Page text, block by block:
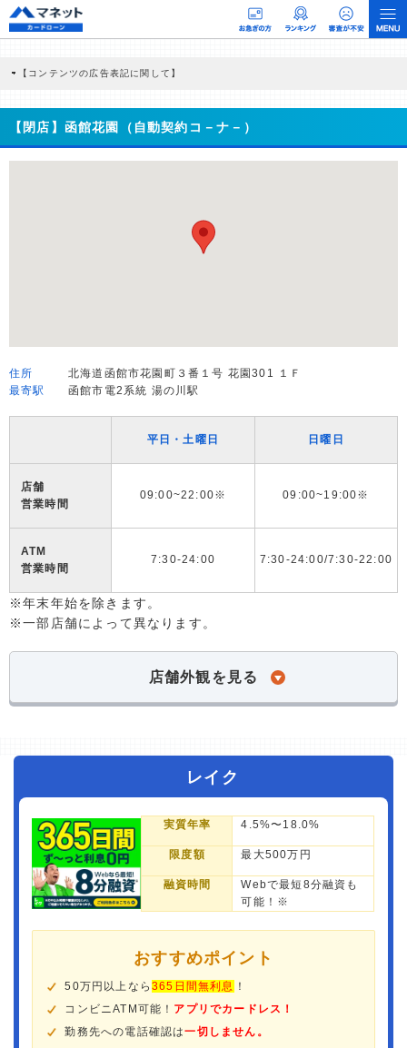
【コンテンツの広告表記に関して】
商品を根拠なくPRするものではなく、当編集部の調査／ユーザーへの口コミ収集な
どに基づき、公平性を担保した情報提供を行っています。
>提携企業一覧
【閉店】函館花園（自動契約コ－ナ－）
住所
北海道函館市花園町３番１号 花園301 １Ｆ
最寄駅
函館市電2系統 湯の川駅
平日・土曜日 日曜日
店舗
営業時間
09:00~22:00※ 09:00~19:00※
ATM
営業時間
7:30-24:00 7:30-24:00/7:30-22:00
※年末年始を除きます。
※一部店舗によって異なります。
店舗外観を見る
レイク
実質年率 4.5%〜18.0%
限度額 最大500万円
融資時間
Webで最短8分融資も
可能！※
おすすめポイント
50万円以上なら365日間無利息 ！
コンビニATM可能！ アプリでカードレス！
勤務先への電話確認は一切しません。